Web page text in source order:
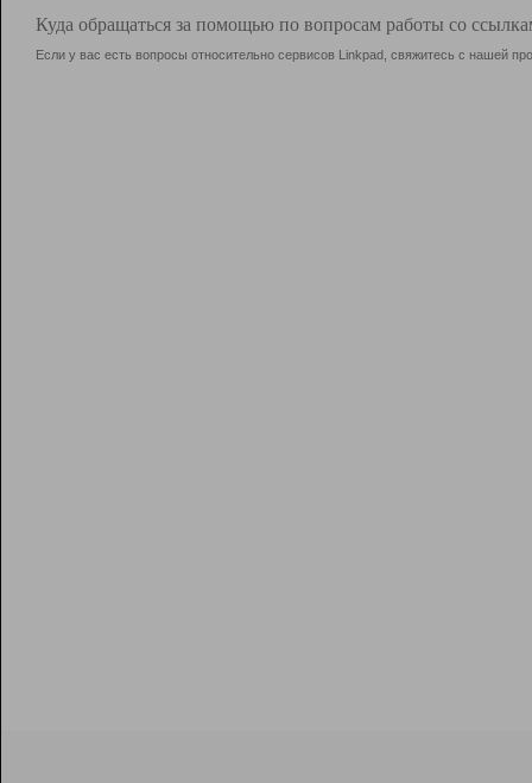
Куда обращаться за помощью по вопросам работы со
Если у вас есть вопросы относительно сервисов Linkpad, свяжитесь с нашей